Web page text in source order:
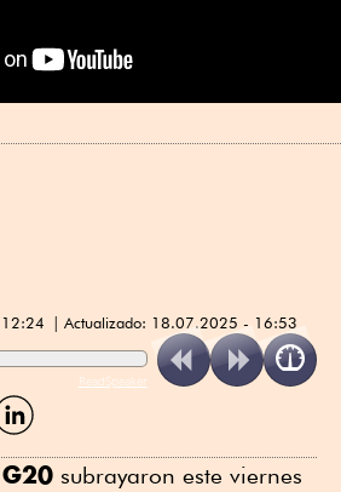
Actualizado: 18.07.2025 - 16:53
ReadSpeaker
G20 subrayaron este viernes